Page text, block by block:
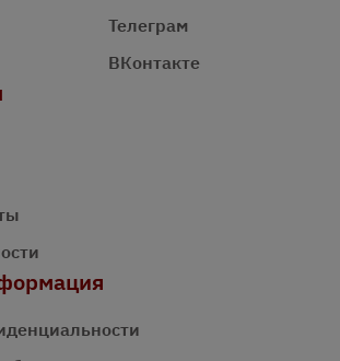
Телеграм
ВКонтакте